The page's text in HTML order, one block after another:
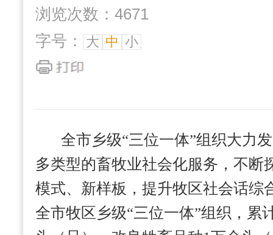
浏览次数：4671
字号：
大 中 小
全市乡级“三位一体”组织大力
多类型的畜牧业社会化服务，不断
模式、新样板，提升牧区社会话综
全市牧区乡级“三位一体”组织，累